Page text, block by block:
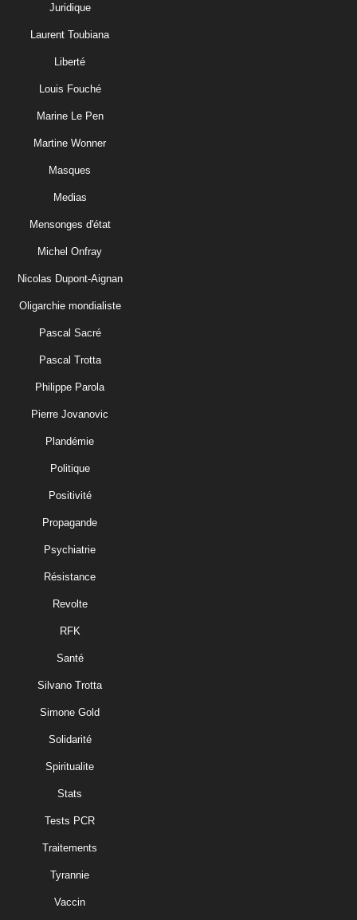
Juridique
Laurent Toubiana
Liberté
Louis Fouché
Marine Le Pen
Martine Wonner
Masques
Medias
Mensonges d'état
Michel Onfray
Nicolas Dupont-Aignan
Oligarchie mondialiste
Pascal Sacré
Pascal Trotta
Philippe Parola
Pierre Jovanovic
Plandémie
Politique
Positivité
Propagande
Psychiatrie
Résistance
Revolte
RFK
Santé
Silvano Trotta
Simone Gold
Solidarité
Spiritualite
Stats
Tests PCR
Traitements
Tyrannie
Vaccin